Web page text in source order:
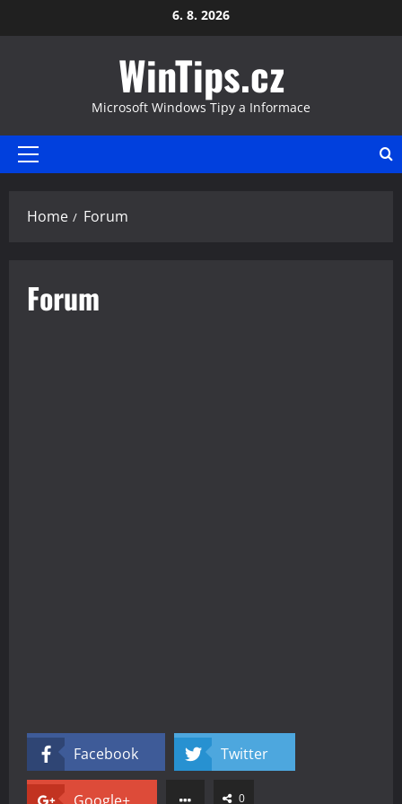
to
6. 8. 2026
WinTips.cz
Microsoft Windows Tipy a Informace
Primary
Home Forum
Forum
Facebook Twitter
0